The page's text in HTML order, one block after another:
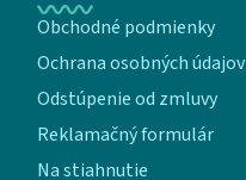
Obchodné podmienky
Ochrana osobných údajov
Odstúpenie od zmluvy
Reklamačný formulár
Na stiahnutie